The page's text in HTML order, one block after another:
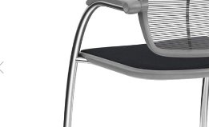
Partners
고객지원
LIBERTY TASK